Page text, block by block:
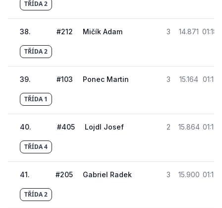
TŘÍDA 2
38. #212 Mičík Adam 3 14.871
TŘÍDA 2
39. #103 Ponec Martin 3 15.164
TŘÍDA 1
40. #405 Lojdl Josef 2 15.864
TŘÍDA 4
41. #205 Gabriel Radek 3 15.900
TŘÍDA 2